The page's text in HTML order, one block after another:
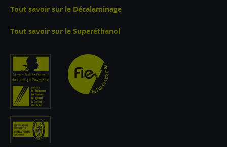
Tout savoir sur le Décalaminage
Tout savoir sur le Superéthanol